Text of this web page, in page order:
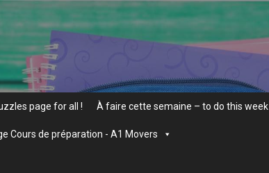
page for all ! À faire cette semaine – to do this week
Cours de préparation - A1 Movers